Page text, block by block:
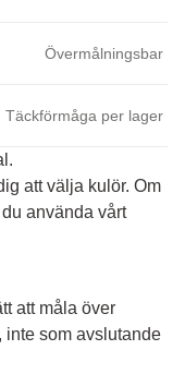
Övermålningsbar
Täckförmåga per lager
att välja kulör. Om
använda vårt
att måla över
inte som avslutande